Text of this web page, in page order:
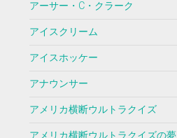
アーサー・C・クラーク
アイスクリーム
アイスホッケー
アナウンサー
アメリカ横断ウルトラクイズ